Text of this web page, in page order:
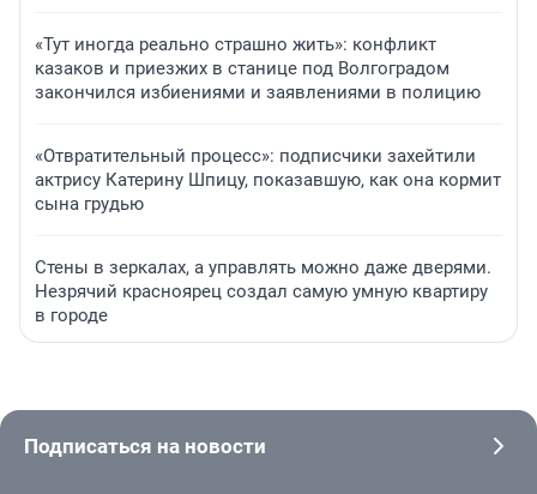
«Тут иногда реально страшно жить»: конфликт
казаков и приезжих в станице под Волгоградом
закончился избиениями и заявлениями в полицию
«Отвратительный процесс»: подписчики захейтили
актрису Катерину Шпицу, показавшую, как она кормит
сына грудью
Стены в зеркалах, а управлять можно даже дверями.
Незрячий красноярец создал самую умную квартиру
в городе
Подписаться на новости